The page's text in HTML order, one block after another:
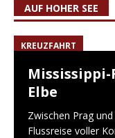
AUF HOHER SEE
KREUZFAHRT
Elbe
Zwischen Prag
Flussreise voller